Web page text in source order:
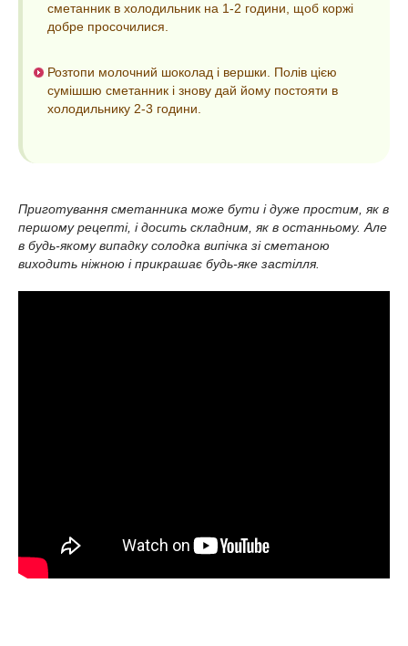
сметанник в холодильник на 1-2 години, щоб коржі
добре просочилися.
Розтопи молочний шоколад і вершки. Полів цією
сумішшю сметанник і знову дай йому постояти в
холодильнику 2-3 години.
Приготування сметанника може бути і дуже простим, як в
першому рецепті, і досить складним, як в останньому. Але
в будь-якому випадку солодка випічка зі сметаною
виходить ніжною і прикрашає будь-яке застілля.